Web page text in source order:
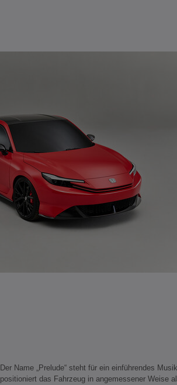
Der Name „Prelude“ steht für ein einführendes
positioniert das Fahrzeug in angemessener Weise